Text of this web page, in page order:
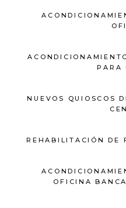
PARA
NUEVOS QUIOSCOS
REHABILITACIÓN DE
OFICINA